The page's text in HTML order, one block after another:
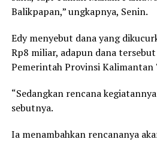
Balikpapan,” ungkapnya, Senin.
Edy menyebut dana yang
Rp8 miliar, adapun dana
Pemerintah Provinsi Kalimantan
“Sedangkan rencana
sebutnya.
Ia menambahkan rencananya